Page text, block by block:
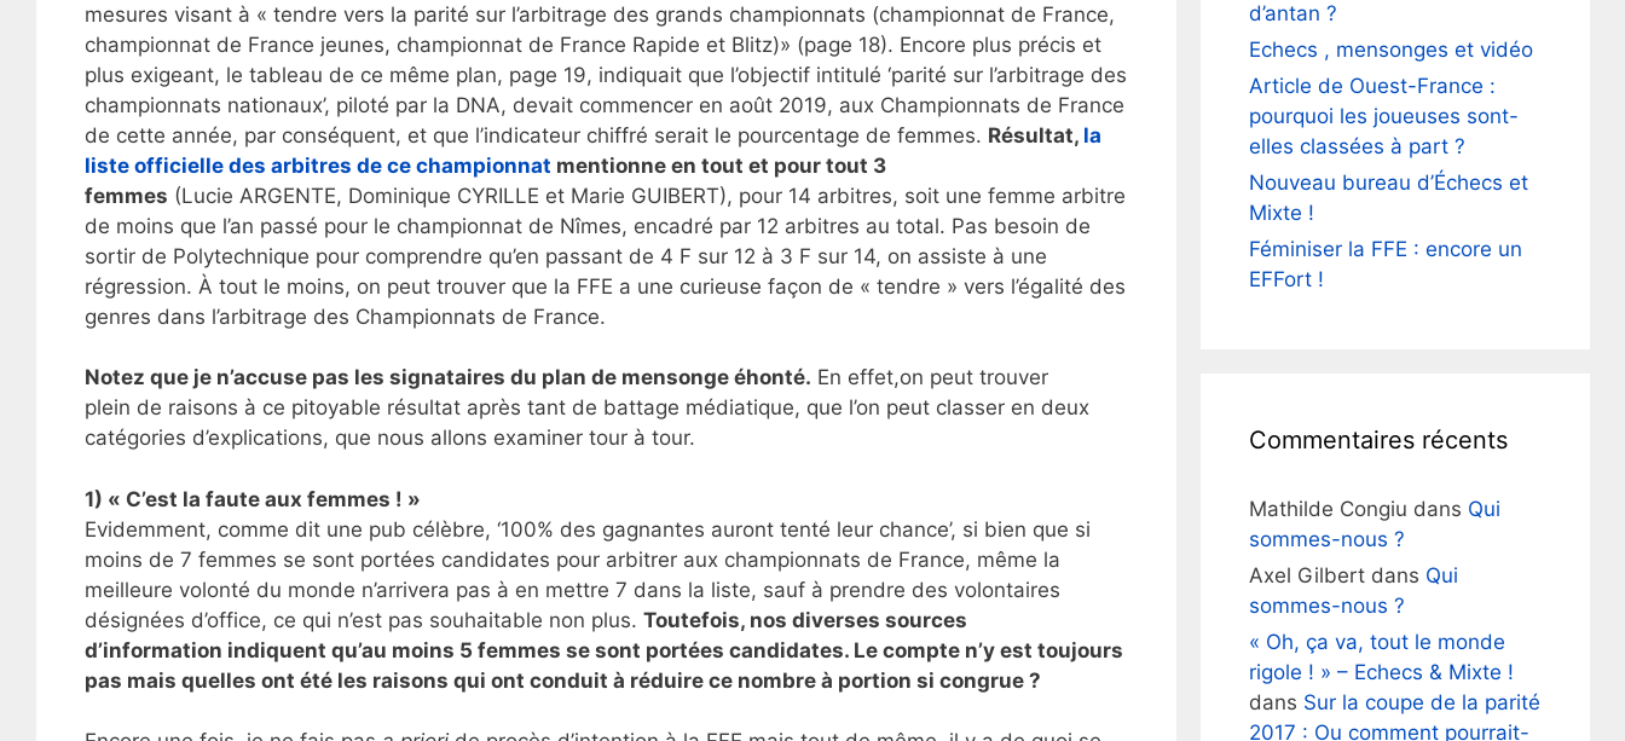
mesures visant à « tendre vers la parité sur l’arbitrage des grands championnats (championnat de France,
championnat de France jeunes, championnat de France Rapide et Blitz)» (page 18). Encore plus précis et
plus exigeant, le tableau de ce même plan, page 19, indiquait que l’objectif intitulé ‘parité sur l’arbitrage des
championnats nationaux’, piloté par la DNA, devait commencer en août 2019, aux Championnats de France
de cette année, par conséquent, et que l’indicateur chiffré serait le pourcentage de femmes. Résultat, la
liste officielle des arbitres de ce championnat mentionne en tout et pour tout 3
femmes (Lucie ARGENTE, Dominique CYRILLE et Marie GUIBERT), pour 14 arbitres, soit une femme arbitre
de moins que l’an passé pour le championnat de Nîmes, encadré par 12 arbitres au total. Pas besoin de
sortir de Polytechnique pour comprendre qu’en passant de 4 F sur 12 à 3 F sur 14, on assiste à une
régression. À tout le moins, on peut trouver que la FFE a une curieuse façon de « tendre » vers l’égalité des
genres dans l’arbitrage des Championnats de France.
Notez que je n’accuse pas les signataires du plan de mensonge éhonté. En effet,on peut trouver
plein de raisons à ce pitoyable résultat après tant de battage médiatique, que l’on peut classer en deux
catégories d’explications, que nous allons examiner tour à tour.
1) « C’est la faute aux femmes ! »
Evidemment, comme dit une pub célèbre, ‘100% des gagnantes auront tenté leur chance’, si bien que si
moins de 7 femmes se sont portées candidates pour arbitrer aux championnats de France, même la
meilleure volonté du monde n’arrivera pas à en mettre 7 dans la liste, sauf à prendre des volontaires
désignées d’office, ce qui n’est pas souhaitable non plus. Toutefois, nos diverses sources
d’information indiquent qu’au moins 5 femmes se sont portées candidates. Le compte n’y est toujours
pas mais quelles ont été les raisons qui ont conduit à réduire ce nombre à portion si congrue ?
d’antan ?
Echecs , mensonges et vidéo
Article de Ouest-France :
pourquoi les joueuses sont-
elles classées à part ?
Nouveau bureau d’Échecs et
Mixte !
Féminiser la FFE : encore un
EFFort !
Commentaires récents
Mathilde Congiu dans Qui
sommes-nous ?
Axel Gilbert dans Qui
sommes-nous ?
« Oh, ça va, tout le monde
rigole ! » – Echecs & Mixte !
dans Sur la coupe de la parité
2017 : Ou comment pourrait-